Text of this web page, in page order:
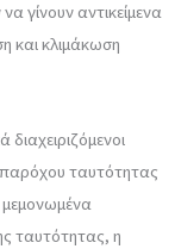
γίνουν αντικείμενα
και κλιμάκωση
ταυτότητας
μεμονωμένα
ταυτότητας, η